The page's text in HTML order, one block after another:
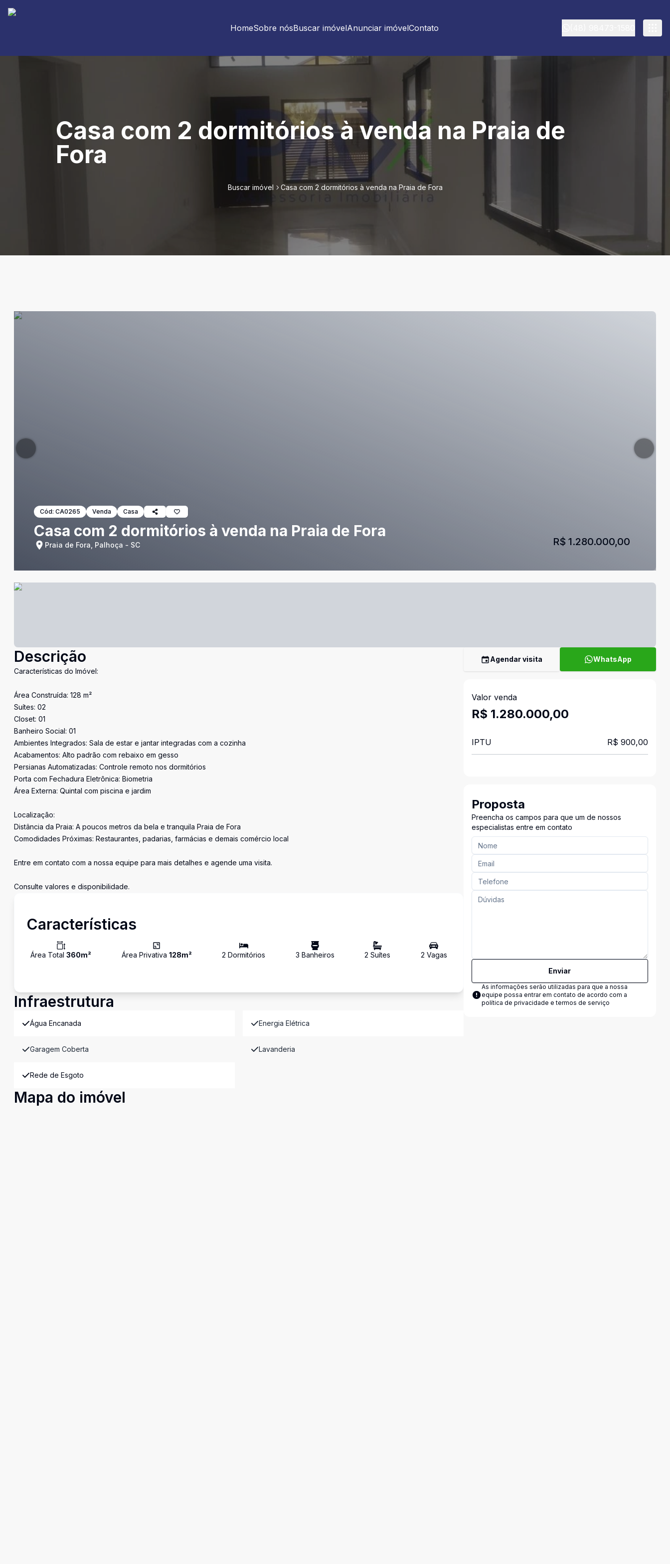
HomeSobre nósBuscar imóvelAnunciar imóvelContato
Casa com 2 dormitórios à venda na Praia de
Fora
Buscar imóvel Casa com 2 dormitórios à venda na Praia de Fora
Cód: CA0265 Venda Casa
Casa com 2 dormitórios à venda na Praia de Fora
Praia de Fora, Palhoça - SC R$ 1.280.000,00
Descrição
Características do Imóvel:
Área Construída: 128 m²
Suítes: 02
Closet: 01
Banheiro Social: 01
Ambientes Integrados: Sala de estar e jantar integradas com a cozinha
Acabamentos: Alto padrão com rebaixo em gesso
Persianas Automatizadas: Controle remoto nos dormitórios
Porta com Fechadura Eletrônica: Biometria
Área Externa: Quintal com piscina e jardim
Localização:
Distância da Praia: A poucos metros da bela e tranquila Praia de Fora
Comodidades Próximas: Restaurantes, padarias, farmácias e demais comércio local
Entre em contato com a nossa equipe para mais detalhes e agende uma visita.
Consulte valores e disponibilidade.
Características
Área Total 360m² Área Privativa 128m² 2 Dormitórios 3 Banheiros 2 Suítes 2 Vagas
Infraestrutura
Água Encanada Energia Elétrica
Garagem Coberta Lavanderia
Rede de Esgoto
Mapa do imóvel
Agendar visita WhatsApp
Valor venda
R$ 1.280.000,00
IPTU R$ 900,00
Proposta
Preencha os campos para que um de nossos
especialistas entre em contato
Enviar
As informações serão utilizadas para que a nossa
equipe possa entrar em contato de acordo com a
política de privacidade e termos de serviço